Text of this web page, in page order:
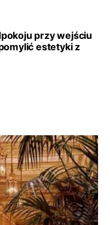
przy wejściu
estetyki z